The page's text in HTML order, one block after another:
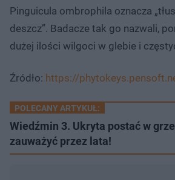
Pinguicula ombrophila oznacza
deszcz”. Badacze tak go nazwali,
dużej ilości wilgoci w glebie i
Źródło: https://
POLECANY ARTYKUŁ:
Wiedźmin 3. Ukryta postać w
zauważyć przez lata!